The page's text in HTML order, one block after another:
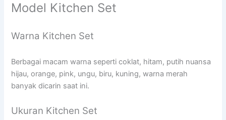
Model Kitchen Set
Warna Kitchen Set
Berbagai macam warna seperti coklat, hitam, putih nuansa
hijau, orange, pink, ungu, biru, kuning, warna merah
banyak dicarin saat ini.
Ukuran Kitchen Set